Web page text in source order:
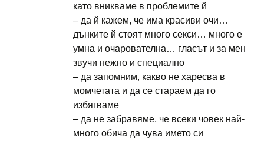
като вникваме в проблемите й
– да й кажем, че има красиви очи…
дънките й стоят много секси… много е
умна и очарователна… гласът и за мен
звучи нежно и специално
– да запомним, какво не харесва в
момчетата и да се стараем да го
избягваме
– да не забравяме, че всеки човек най-
много обича да чува името си